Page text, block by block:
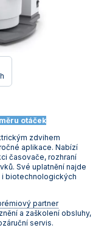
otáček
zdvihem
aplikace. Nabízí
časovače, rozhraní
Své uplatnění najde
biotechnologických
partner
a zaškolení obsluhy,
servis.